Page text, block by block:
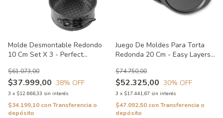
Molde Desmontable Redondo
10 Cm Set X 3 - Perfect
$37.999,00
$61.073,00
38% OFF
3 x $12.666,33 sin interés
$34.199,10 conTransferencia o
depósito
Juego De Moldes Para Torta
Redonda 20 Cm - Easy Layers
$52.325,00
$74.750,00
30% OFF
3 x $17.441,67 sin interés
$47.092,50 conTransferencia o
depósito